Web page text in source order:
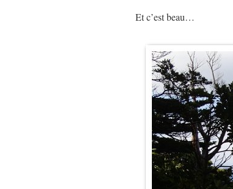
Et c’est beau…